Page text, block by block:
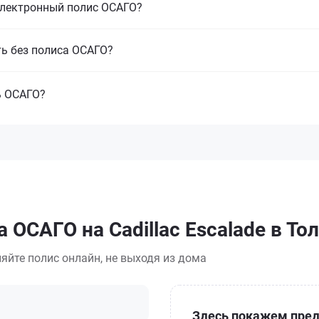
полис ОСАГО?
без полиса ОСАГО?
ОСАГО?
ОСАГО на Cadillac Escalade в
полис онлайн, не выходя из дома
Здесь покажем